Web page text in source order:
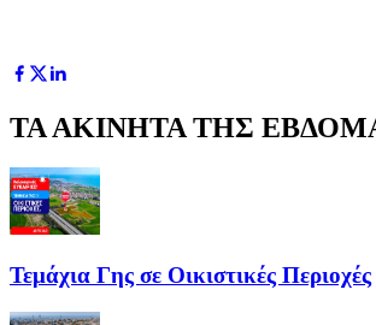
ΤΑ ΑΚΙΝΗΤΑ ΤΗΣ
Τεμάχια Γης σε Οικιστικές Περιοχές